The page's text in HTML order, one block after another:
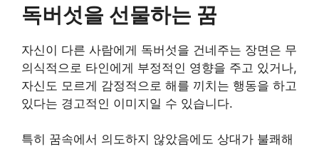
독버섯을 선물하는 꿈
자신이 다른 사람에게 독버섯을 건네주는 장면은 무
의식적으로 타인에게 부정적인 영향을 주고 있거나,
자신도 모르게 감정적으로 해를 끼치는 행동을 하고
있다는 경고적인 이미지일 수 있습니다.
특히 꿈속에서 의도하지 않았음에도 상대가 불쾌해